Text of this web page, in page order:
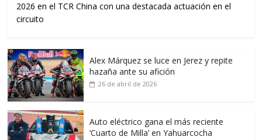
2026 en el TCR China con una destacada actuación en el
circuito
Alex Márquez se luce en Jerez y repite
hazaña ante su afición
26 de abril de 2026
Auto eléctrico gana el más reciente
‘Cuarto de Milla’ en Yahuarcocha